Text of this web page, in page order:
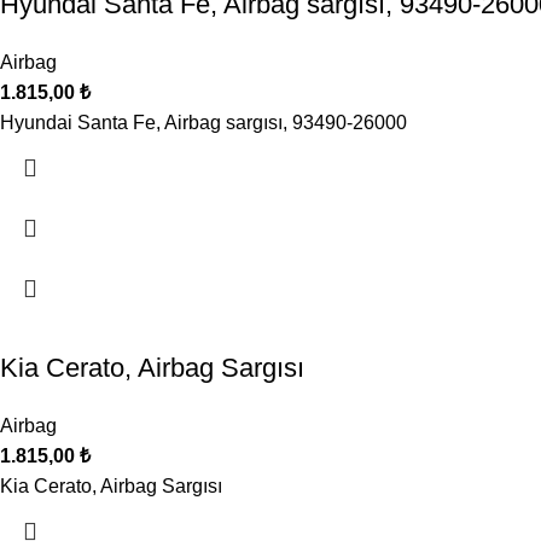
Airbag
1.815,00 ₺
Hyundai Santa Fe, Airbag sargısı, 93490-26000
Kia Cerato, Airbag Sargısı
Airbag
1.815,00 ₺
Kia Cerato, Airbag Sargısı